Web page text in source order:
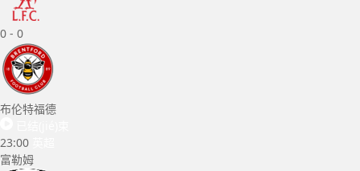
0 - 0
布伦特福德
23:00
富勒姆